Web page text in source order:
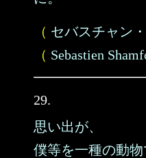
（ セバスチャン
（ Sebastien
29.
思い出が、
僕等を一種の動物